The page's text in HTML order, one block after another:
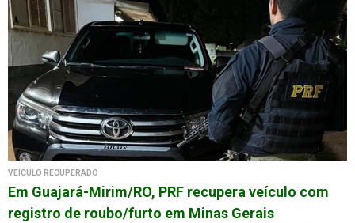
VEÍCULO RECUPERADO
Em Guajará-Mirim/RO, PRF recupera veículo com
registro de roubo/furto em Minas Gerais